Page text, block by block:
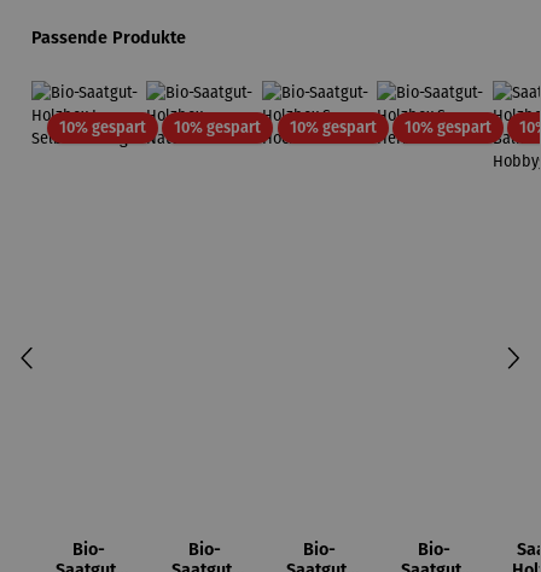
Produktgalerie überspringen
Passende Produkte
10% gespartRabatt
Bio-
10% gespartRabatt
Bio-
10% gespartRabatt
Bio-
10% gespartRabatt
Bio-